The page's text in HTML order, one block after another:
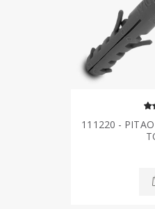
111220 -